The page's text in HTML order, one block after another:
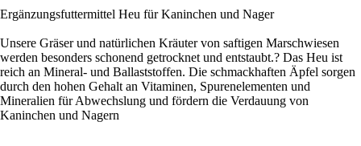
Ergänzungsfuttermittel Heu für Kaninchen und Nager
Unsere Gräser und natürlichen Kräuter von saftigen Marschwiesen
werden besonders schonend getrocknet und entstaubt.? Das Heu ist
reich an Mineral- und Ballaststoffen. Die schmackhaften Äpfel sorgen
durch den hohen Gehalt an Vitaminen, Spurenelementen und
Mineralien für Abwechslung und fördern die Verdauung von
Kaninchen und Nagern